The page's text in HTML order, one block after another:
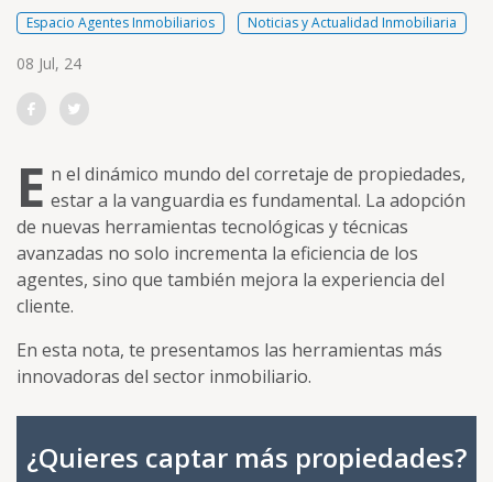
Espacio Agentes Inmobiliarios Noticias y Actualidad Inmobiliaria
Posted on
08 Jul, 24
E n el dinámico mundo del corretaje de propiedades,
estar a la vanguardia es fundamental. La adopción
de nuevas herramientas tecnológicas y técnicas
avanzadas no solo incrementa la eficiencia de los
agentes, sino que también mejora la experiencia del
cliente.
En esta nota, te presentamos las herramientas más
innovadoras del sector inmobiliario.
¿Quieres captar más propiedades?